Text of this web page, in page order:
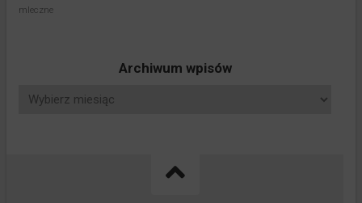
mleczne
Archiwum wpisów